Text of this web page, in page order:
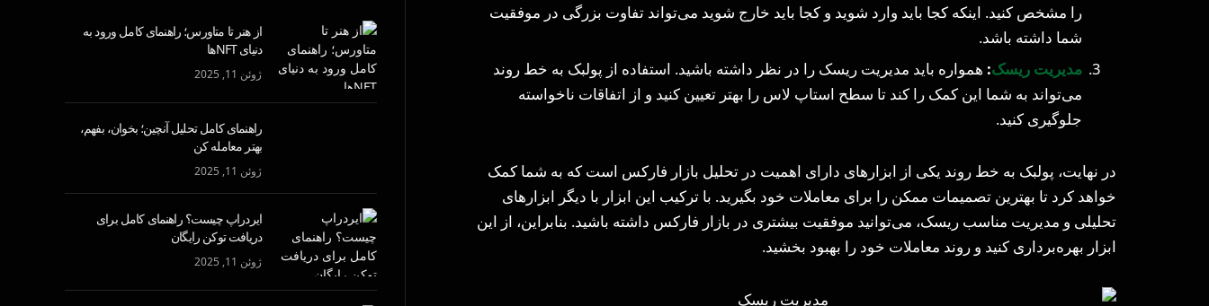
را مشخص کنید. اینکه کجا باید وارد شوید و کجا باید خارج شوید می‌تواند تفاوت بزرگی در موفقیت
شما داشته باشد.
مدیریت ریسک: همواره باید مدیریت ریسک را در نظر داشته باشید. استفاده از پولبک به خط روند
می‌تواند به شما این کمک را کند تا سطح استاپ لاس را بهتر تعیین کنید و از اتفاقات ناخواسته
جلوگیری کنید.
در نهایت، پولبک به خط روند یکی از ابزارهای دارای اهمیت در تحلیل بازار فارکس است که به شما کمک
خواهد کرد تا بهترین تصمیمات ممکن را برای معاملات خود بگیرید. با ترکیب این ابزار با دیگر ابزارهای
تحلیلی و مدیریت مناسب ریسک، می‌توانید موفقیت بیشتری در بازار فارکس داشته باشید. بنابراین، از این
ابزار بهره‌برداری کنید و روند معاملات خود را بهبود بخشید.
از هنر تا متاورس؛ راهنمای کامل ورود به
دنیای NFTها
ژوئن 11, 2025
راهنمای کامل تحلیل آنچین؛ بخوان، بفهم،
بهتر معامله کن
ژوئن 11, 2025
ایردراپ چیست؟ راهنمای کامل برای
دریافت توکن رایگان
ژوئن 11, 2025